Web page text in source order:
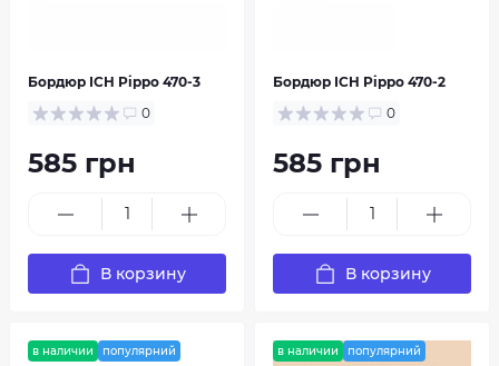
Бордюр ICH Pippo 470-3
0
585 грн
В корзину
Бордюр ICH Pippo 470-2
0
585 грн
В корзину
в наличии популярний в наличии популярний